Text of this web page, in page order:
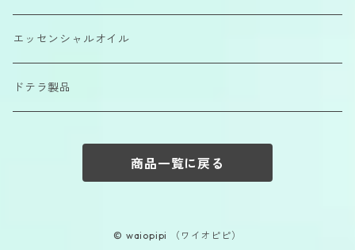
エッセンシャルオイル
ドテラ製品
商品一覧に戻る
© waiopipi （ワイオピピ）